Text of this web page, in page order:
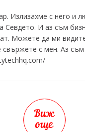
Излизахме с него и
Севдето. И аз съм
Можете да ми
свържете с мен. Аз
Виж
още